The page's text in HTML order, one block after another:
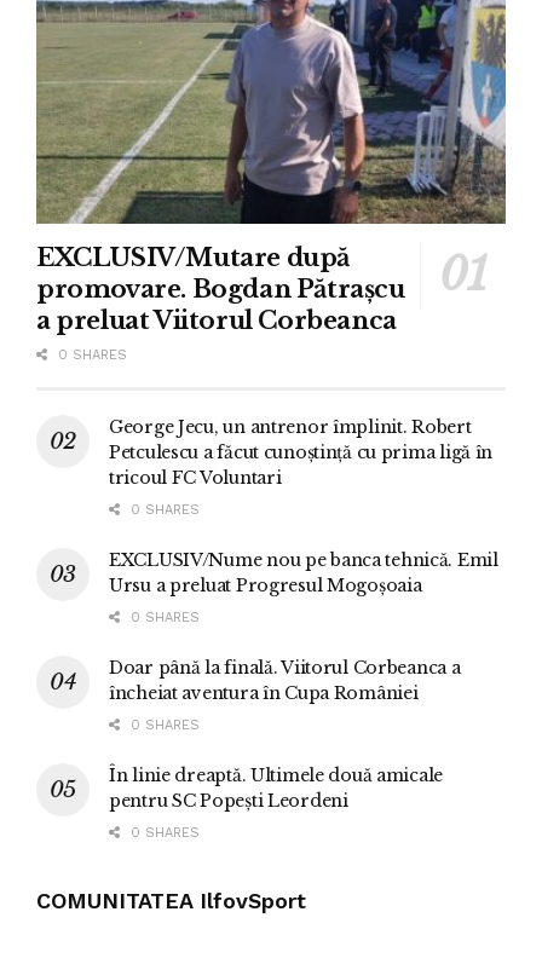
EXCLUSIV/Mutare după
promovare. Bogdan Pătrașcu
a preluat Viitorul Corbeanca
0 SHARES
George Jecu, un antrenor împlinit. Robert
Petculescu a făcut cunoștință cu prima ligă în
tricoul FC Voluntari
0 SHARES
EXCLUSIV/Nume nou pe banca tehnică. Emil
Ursu a preluat Progresul Mogoșoaia
0 SHARES
Doar până la finală. Viitorul Corbeanca a
încheiat aventura în Cupa României
0 SHARES
În linie dreaptă. Ultimele două amicale
pentru SC Popești Leordeni
0 SHARES
COMUNITATEA IlfovSport